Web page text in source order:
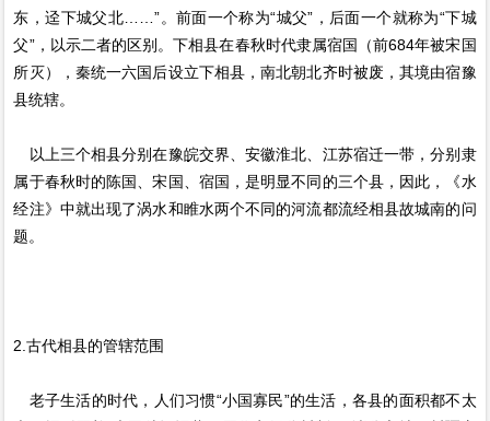
东，迳下城父北……”。前面一个称为“城父”，后面一个就称为“下城
父”，以示二者的区别。下相县在春秋时代隶属宿国（前684年被宋国
所灭），秦统一六国后设立下相县，南北朝北齐时被废，其境由宿豫
县统辖。
以上三个相县分别在豫皖交界、安徽淮北、江苏宿迁一带，分别隶
属于春秋时的陈国、宋国、宿国，是明显不同的三个县，因此，《水
经注》中就出现了涡水和睢水两个不同的河流都流经相县故城南的问
题。
2.古代相县的管辖范围
老子生活的时代，人们习惯“小国寡民”的生活，各县的面积都不太